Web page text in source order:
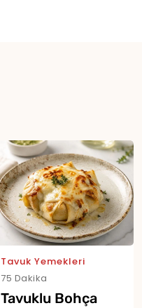
Tavuk Yemekleri
75 Dakika
Tavuklu Bohça